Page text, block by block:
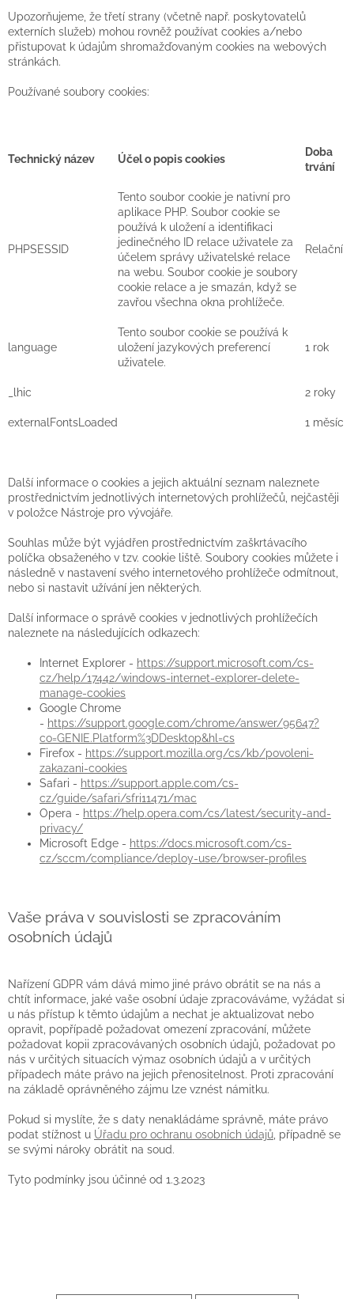
Upozorňujeme, že třetí strany (včetně např. poskytovatelů
externích služeb) mohou rovněž používat cookies a/nebo
přistupovat k údajům shromažďovaným cookies na webových
stránkách.
Používané soubory cookies:
Technický název Účel o popis cookies
Doba
trvání
PHPSESSID
Tento soubor cookie je nativní pro
aplikace PHP. Soubor cookie se
používá k uložení a identifikaci
jedinečného ID relace uživatele za
účelem správy uživatelské relace
na webu. Soubor cookie je soubory
cookie relace a je smazán, když se
zavřou všechna okna prohlížeče.
Relační
language
Tento soubor cookie se používá k
uložení jazykových preferencí
uživatele.
1 rok
_lhic 2 roky
externalFontsLoaded 1 měsíc
Další informace o cookies a jejich aktuální seznam naleznete
prostřednictvím jednotlivých internetových prohlížečů, nejčastěji
v položce Nástroje pro vývojáře.
Souhlas může být vyjádřen prostřednictvím zaškrtávacího
políčka obsaženého v tzv. cookie liště. Soubory cookies můžete i
následně v nastavení svého internetového prohlížeče odmítnout,
nebo si nastavit užívání jen některých.
Další informace o správě cookies v jednotlivých prohlížečích
naleznete na následujících odkazech:
Internet Explorer - https://support.microsoft.com/cs-
cz/help/17442/windows-internet-explorer-delete-
manage-cookies
Google Chrome
- https://support.google.com/chrome/answer/95647?
co=GENIE.Platform%3DDesktop&hl=cs
Firefox - https://support.mozilla.org/cs/kb/povoleni-
zakazani-cookies
Safari - https://support.apple.com/cs-
cz/guide/safari/sfri11471/mac
Opera - https://help.opera.com/cs/latest/security-and-
privacy/
Microsoft Edge - https://docs.microsoft.com/cs-
cz/sccm/compliance/deploy-use/browser-profiles
Vaše práva v souvislosti se zpracováním
osobních údajů
Nařízení GDPR vám dává mimo jiné právo obrátit se na nás a
chtít informace, jaké vaše osobní údaje zpracováváme, vyžádat si
u nás přístup k těmto údajům a nechat je aktualizovat nebo
opravit, popřípadě požadovat omezení zpracování, můžete
požadovat kopii zpracovávaných osobních údajů, požadovat po
nás v určitých situacích výmaz osobních údajů a v určitých
případech máte právo na jejich přenositelnost. Proti zpracování
na základě oprávněného zájmu lze vznést námitku.
Pokud si myslíte, že s daty nenakládáme správně, máte právo
podat stížnost u Úřadu pro ochranu osobních údajů , případně se
se svými nároky obrátit na soud.
Tyto podmínky jsou účinné od 1.3.2023